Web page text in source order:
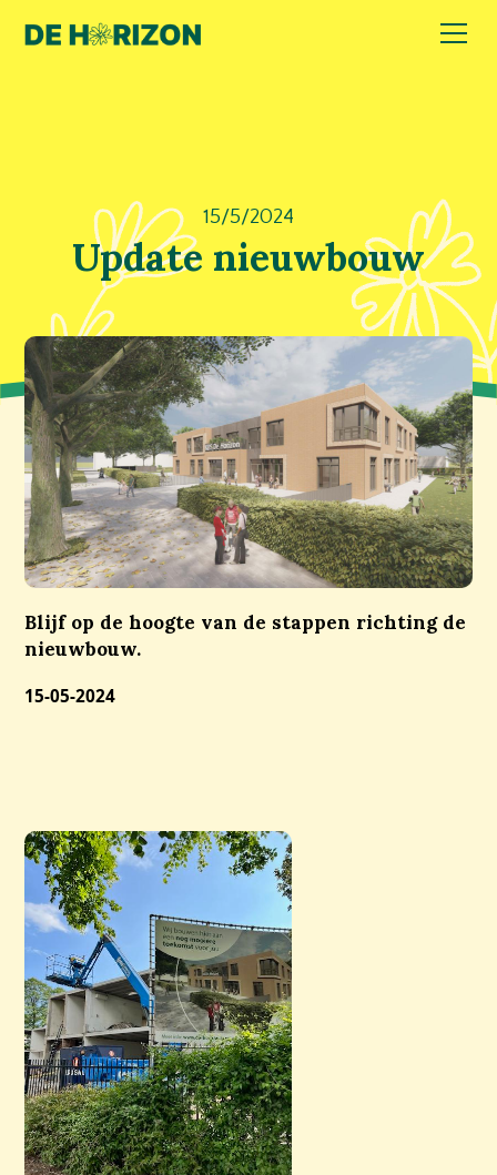
15/5/2024
Update nieuwbouw
Blijf op de hoogte van de stappen richting de
nieuwbouw.
15-05-2024